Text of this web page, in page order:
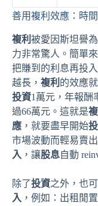
善用複利效應：時
複利 被愛因斯坦譽
力非常驚人。簡單來
把賺到的利息再投入
越長， 複利 的效應
投資1萬元，年報酬
過66萬元。這就是
應 ，就要盡早開始
市場波動而輕易賣出
入 ，讓股息自動
除了投資之外，也
入 ，例如：出租閒